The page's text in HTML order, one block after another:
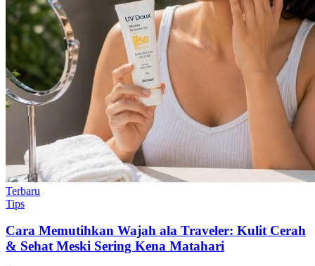
Terbaru
Tips
Cara Memutihkan Wajah ala Traveler: Kulit Cerah
& Sehat Meski Sering Kena Matahari